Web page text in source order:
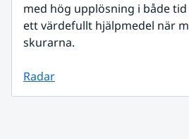
med hög upplösning i både
ett värdefullt hjälpmedel när
skurarna.
Radar